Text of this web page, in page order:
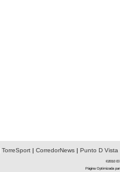
TorreSport| CorredorNews| Punto D Vista
©2010 El
Página Optimizada